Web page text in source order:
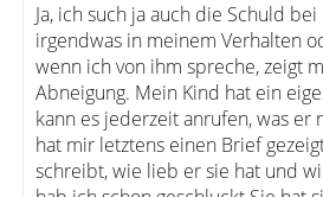
Ja, ich such ja auch die Schuld
irgendwas in meinem Verhalten
wenn ich von ihm spreche, zeigt
Abneigung. Mein Kind hat ein
kann es jederzeit anrufen, was er
hat mir letztens einen Brief
schreibt, wie lieb er sie hat und